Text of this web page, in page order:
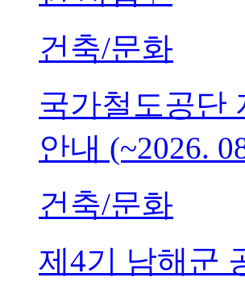
건축/문화
국가철도공단
안내 (~2026.
건축/문화
제4기 남해군